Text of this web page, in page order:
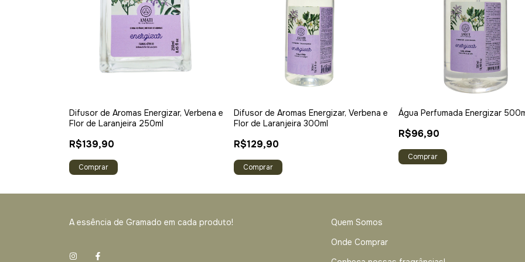
Difusor de Aromas Energizar, Verbena e
Flor de Laranjeira 250ml
R$139,90
Difusor de Aromas Energizar, Verbena e
Flor de Laranjeira 300ml
R$129,90
Comprar
Água Perfumada Energizar
R$96,90
A essência de Gramado em cada produto!
Quem Somos
Onde Comprar